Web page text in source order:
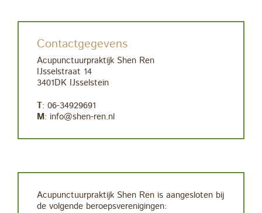
Contactgegevens
Acupunctuurpraktijk Shen Ren
IJsselstraat 14
3401DK IJsselstein
T: 06-34929691
M: info@shen-ren.nl
Acupunctuurpraktijk Shen Ren is aangesloten bij
de volgende beroepsverenigingen: